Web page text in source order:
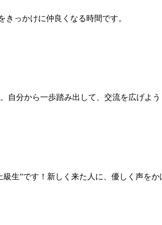
きっかけに仲良くなる時間です。
自分から一歩踏み出して、交流を広げよう
生”です！新しく来た人に、優しく声をか